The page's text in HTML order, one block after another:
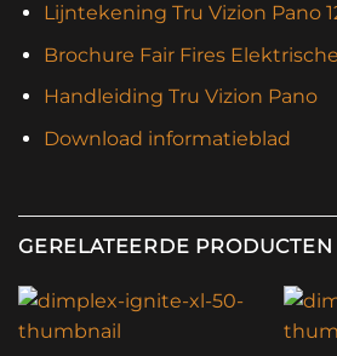
Lijntekening Tru Vizion Pano
Brochure Fair Fires
Handleiding Tru Vizion Pano
Download informatieblad
GERELATEERDE PRODUCTEN